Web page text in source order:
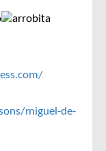
miguel-de-